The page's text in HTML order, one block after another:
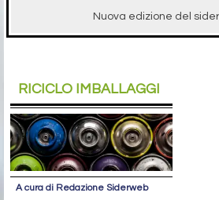
Nuova edizione del
RICICLO IMBALLAGGI
A cura di Redazione Siderweb